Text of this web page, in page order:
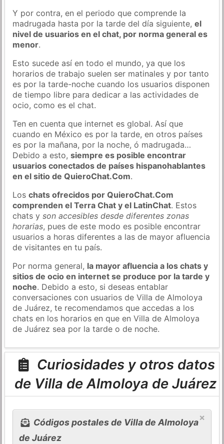
Y por contra, en el periodo que comprende la
madrugada hasta por la tarde del día siguiente,el
nivel de usuarios en el chat, por norma general es
menor.
Esto sucede así en todo el mundo, ya que los
horarios de trabajo suelen ser matinales y por tanto
es por la tarde-noche cuando los usuarios disponen
de tiempo libre para dedicar a las actividades de
ocio, como es el chat.
Ten en cuenta que internet es global. Así que
cuando en México es por la tarde, en otros países
es por la mañana, por la noche, ó madrugada…
Debido a esto,siempre es posible encontrar
usuarios conectados de países hispanohablantes
en el sitio de QuieroChat.Com.
Loschats ofrecidos por QuieroChat.Com
comprenden el Terra Chat y el LatinChat. Estos
chats yson accesibles desde diferentes zonas
horarias, pues de este modo es posible encontrar
usuarios a horas diferentes a las de mayor afluencia
de visitantes en tu país.
Por norma general, la mayor afluencia a los chats y
sitios de ocio en internet se produce por la tarde y
noche. Debido a esto, si deseas entablar
conversaciones con usuarios de Villa de Almoloya
de Juárez, te recomendamos que accedas a los
chats en los horarios en que en Villa de Almoloya
de Juárez sea por la tarde o de noche.
Curiosidades y otros datos
de Villa de Almoloya de Juárez
×
Códigos postales de Villa de Almoloya
de Juárez